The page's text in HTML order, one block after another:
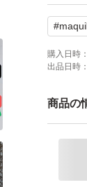
ます。
■当方
らせ下
を失う
載はき
■コス
■再出
#
購入日時：
出品日時：
商品の
いいね！